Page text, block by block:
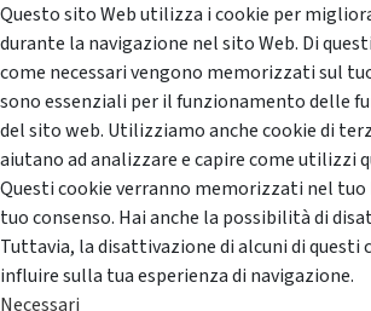
Questo sito Web utilizza i cookie per
durante la navigazione nel sito Web. Di
come necessari vengono memorizzati sul
sono essenziali per il funzionamento delle
del sito web. Utilizziamo anche cookie di
aiutano ad analizzare e capire come utilizzi
Questi cookie verranno memorizzati nel
tuo consenso. Hai anche la possibilità di
Tuttavia, la disattivazione di alcuni di questi
influire sulla tua esperienza di navigazione.
Necessari